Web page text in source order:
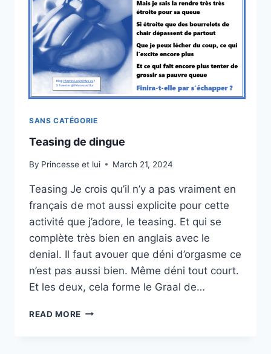
SANS CATÉGORIE
Teasing de dingue
By Princesse et lui March 21, 2024
Teasing Je crois qu’il n’y a pas vraiment en
français de mot aussi explicite pour cette
activité que j’adore, le teasing. Et qui se
complète très bien en anglais avec le
denial. Il faut avouer que déni d’orgasme ce
n’est pas aussi bien. Même déni tout court.
Et les deux, cela forme le Graal de…
READ MORE TEASING